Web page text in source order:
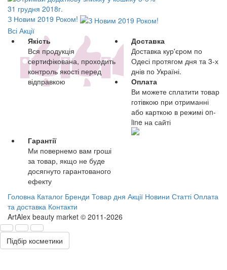
31 грудня 2018г.
З Новим 2019 Роком!
Всі Акції
Якість
Вся продукція
сертифікована, проходить
контроль якості перед
відправкою
Доставка
Доставка кур'єром по
Одесі протягом дня та 3-х
днів по Україні.
Оплата
Ви можете сплатити товар
готівкою при отриманні
або карткою в режимі on-
line на сайті
Гарантії
Ми повернемо вам гроші
за товар, якщо не буде
досягнуто гарантованого
ефекту
Головна Каталог Бренди Товар дня Акції Новини Статті Оплата
та доставка Контакти
ArtAlex beauty market © 2011-2026
Підбір косметики